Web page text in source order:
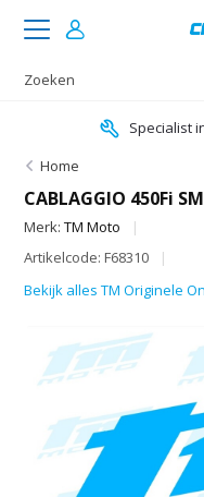
Specialist
Home
CABLAGGIO 450Fi
Merk:TM Moto
Artikelcode: F68310
Bekijk alles TM Originele